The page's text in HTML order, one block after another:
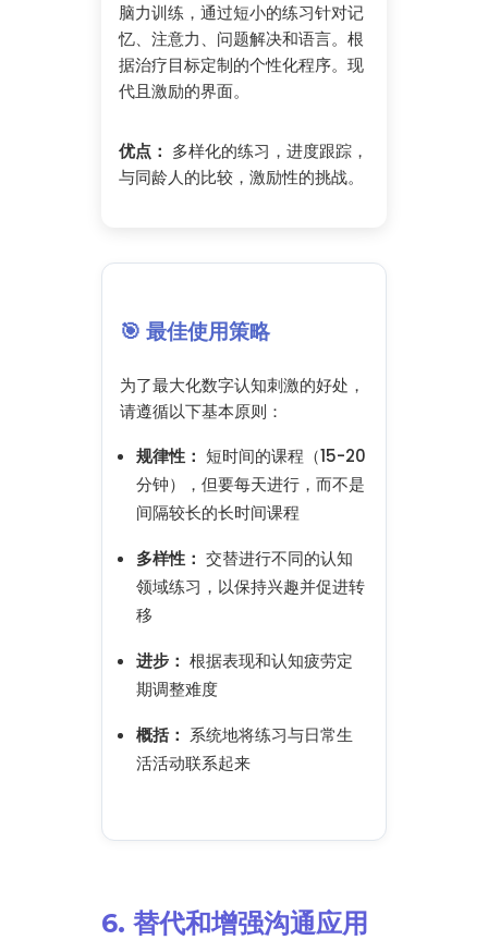
脑力训练，通过短小的练习针对记
忆、注意力、问题解决和语言。根
据治疗目标定制的个性化程序。现
代且激励的界面。
优点： 多样化的练习，进度跟踪，
与同龄人的比较，激励性的挑战。
🎯 最佳使用策略
为了最大化数字认知刺激的好处，
请遵循以下基本原则：
规律性： 短时间的课程（15-20
分钟），但要每天进行，而不是
间隔较长的长时间课程
多样性： 交替进行不同的认知
领域练习，以保持兴趣并促进转
移
进步： 根据表现和认知疲劳定
期调整难度
概括： 系统地将练习与日常生
活活动联系起来
6. 替代和增强沟通应用